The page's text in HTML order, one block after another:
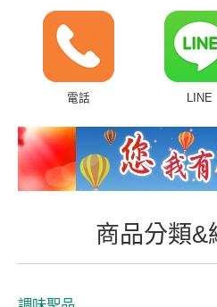
公司簡介
最新優惠
商品分類&線上購買
常見問題
客戶付費回傳
電話 LINE
商品分類&